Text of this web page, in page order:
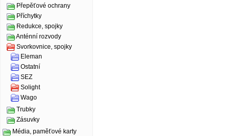
Přepěťové ochrany
Příchytky
Redukce, spojky
Anténní rozvody
Svorkovnice, spojky
Eleman
Ostatní
SEZ
Solight
Wago
Trubky
Zásuvky
Média, paměťové karty